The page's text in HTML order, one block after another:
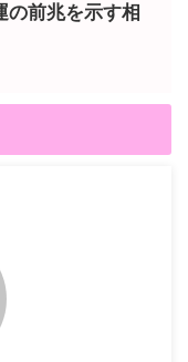
の前兆を示す相